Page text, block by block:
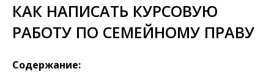
КАК НАПИСАТЬ КУРСОВУЮ
РАБОТУ ПО СЕМЕЙНОМУ ПРАВУ
Содержание: